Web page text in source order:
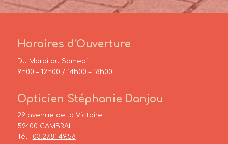
Horaires d’Ouverture
Du Mardi au Samedi :
9h00 – 12h00 / 14h00 – 18h00
Opticien Stéphanie Danjou
29 avenue de la Victoire
59400 CAMBRAI
Tél : 03.27.81.49.58